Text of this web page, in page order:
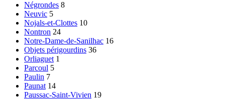
Négrondes 8
Neuvic 5
Nojals-et-Clottes 10
Nontron 24
Notre-Dame-de-Sanilhac 16
Objets périgourdins 36
Orliaguet 1
Parcoul 5
Paulin 7
Paunat 14
Paussac-Saint-Vivien 19